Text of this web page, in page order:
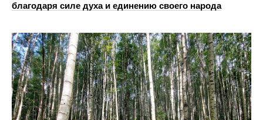
благодаря силе духа и единению своего народа